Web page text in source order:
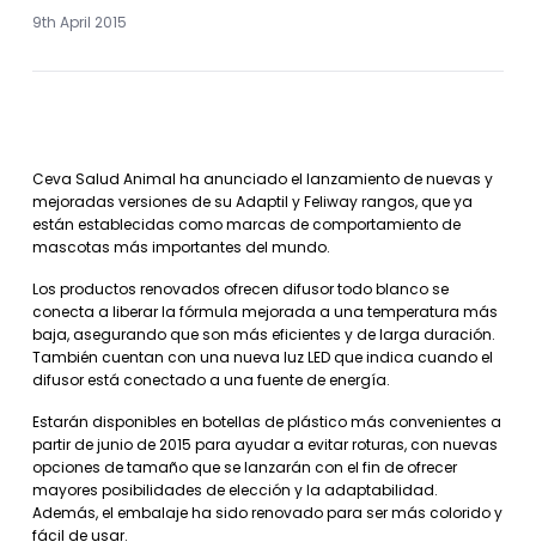
9th April 2015
Ceva Salud Animal ha anunciado el lanzamiento de nuevas y
mejoradas versiones de su Adaptil y Feliway rangos, que ya
están establecidas como marcas de comportamiento de
mascotas más importantes del mundo.
Los productos renovados ofrecen difusor todo blanco se
conecta a liberar la fórmula mejorada a una temperatura más
baja, asegurando que son más eficientes y de larga duración.
También cuentan con una nueva luz LED que indica cuando el
difusor está conectado a una fuente de energía.
Estarán disponibles en botellas de plástico más convenientes a
partir de junio de 2015 para ayudar a evitar roturas, con nuevas
opciones de tamaño que se lanzarán con el fin de ofrecer
mayores posibilidades de elección y la adaptabilidad.
Además, el embalaje ha sido renovado para ser más colorido y
fácil de usar.